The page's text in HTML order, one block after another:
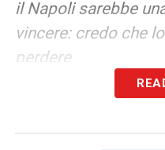
il Napoli sarebbe
vincere: credo che
perdere